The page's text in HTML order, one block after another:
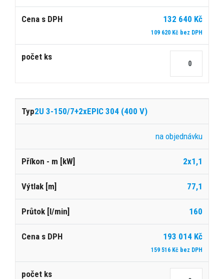
132 640 Kč
109 620 Kč bez DPH
2U 3-150/7+2xEPIC 304 (400 V)
na objednávku
2x1,1
77,1
160
193 014 Kč
159 516 Kč bez DPH